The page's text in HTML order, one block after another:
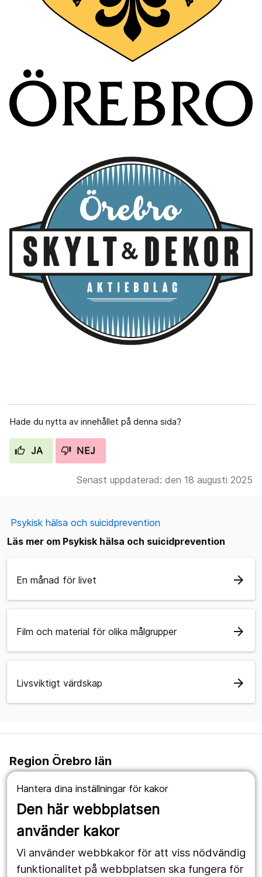
Hantera dina inställningar för kakor
Den här webbplatsen
använder kakor
Vi använder webbkakor för att viss nödvändig
funktionalitet på webbplatsen ska fungera för
Hade du nytta av innehållet på denna sida?
JA NEJ
Senast uppdaterad: den 18 augusti 2025
Psykisk hälsa och suicidprevention
Läs mer om Psykisk hälsa och suicidprevention
En månad för livet arrow_forward
Film och material för olika målgrupper arrow_forward
Livsviktigt värdskap arrow_forward
Region Örebro län
019-602 10 00
#TillsammansRäddarViLiv
Om cookies